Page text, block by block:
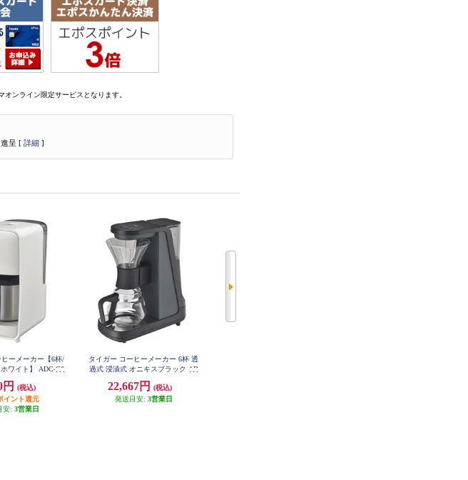
ンライン限定サービスとなります。
呈 [ 詳細 ]
ーメーカー【6杯/
ワイト】 ADC-G0
円
(税込)
イント還元
安: 3営業日
タイガー コーヒーメーカー 6杯 透
過式 浸漬式 オニキスブラック AD
22,667円
(税込)
発送目安: 3営業日